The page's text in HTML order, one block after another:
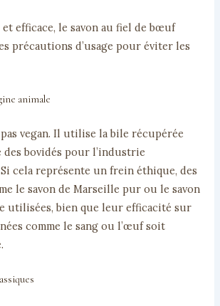
efficace, le savon au fiel de bœuf
précautions d’usage pour éviter les
animale
vegan. Il utilise la bile récupérée
des bovidés pour l’industrie
cela représente un frein éthique, des
le savon de Marseille pur ou le savon
utilisées, bien que leur efficacité sur
comme le sang ou l’œuf soit